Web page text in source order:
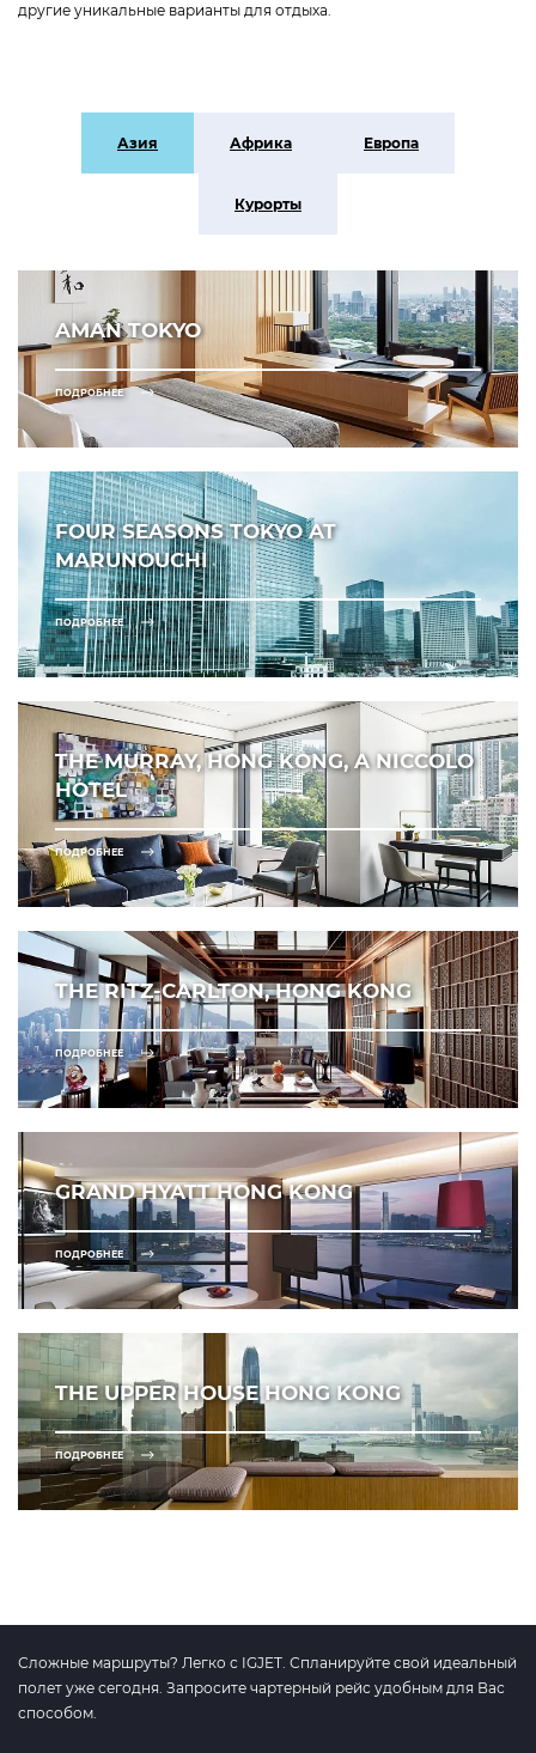
другие уникальные варианты для отдыха.
Азия Африка Европа
Курорты
AMAN TOKYO
ПОДРОБНЕЕ
FOUR SEASONS TOKYO AT
MARUNOUCHI
ПОДРОБНЕЕ
THE MURRAY, HONG KONG, A NICCOLO
HOTEL
ПОДРОБНЕЕ
THE RITZ-CARLTON, HONG KONG
ПОДРОБНЕЕ
GRAND HYATT HONG KONG
ПОДРОБНЕЕ
THE UPPER HOUSE HONG KONG
ПОДРОБНЕЕ
Сложные маршруты? Легко с IGJET. Спланируйте свой идеальный
полет уже сегодня. Запросите чартерный рейс удобным для Вас
способом.